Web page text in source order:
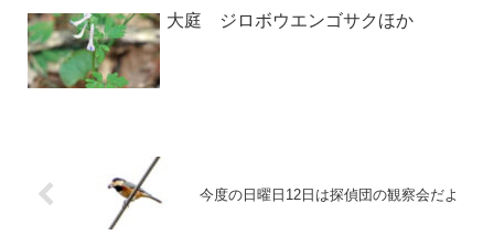
大庭 ジロボウエンゴサクほか
今度の日曜日12日は探偵団の観察会だよ